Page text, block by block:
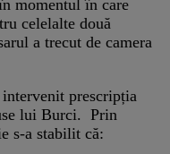
momentul în care
celelalte două
a trecut de camera
prescripția
lui Burci. Prin
s-a stabilit că: